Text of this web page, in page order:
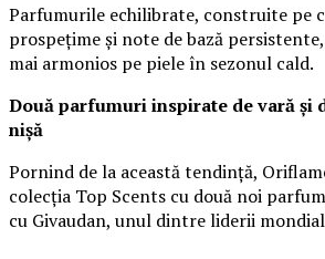
Parfumurile echilibrate, construite pe
prospețime și note de bază
mai armonios pe piele în sezonul cald.
Două parfumuri inspirate de vară și
nișă
Pornind de la această tendință,
colecția Top Scents cu două noi
cu Givaudan, unul dintre liderii